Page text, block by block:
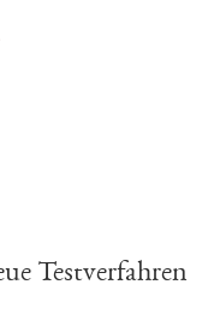
Testverfahren